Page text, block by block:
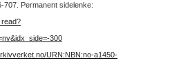
707. Permanent sidelenke:
300
URN:NBN:no-a1450-